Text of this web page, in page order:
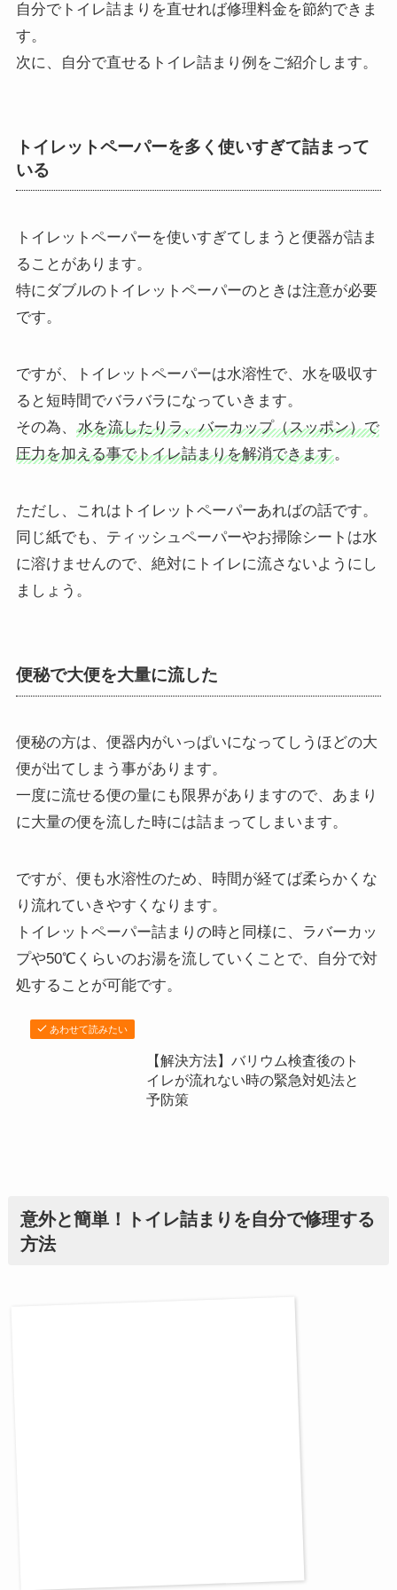
自分でトイレ詰まりを直せれば修理料金を節約できま
す。
次に、自分で直せるトイレ詰まり例をご紹介します。
トイレットペーパーを多く使いすぎて詰まって
いる
トイレットペーパーを使いすぎてしまうと便器が詰ま
ることがあります。
特にダブルのトイレットペーパーのときは注意が必要
です。
ですが、トイレットペーパーは水溶性で、水を吸収す
ると短時間でバラバラになっていきます。
その為、
水を流したりラ、バーカップ（スッポン）で
圧力を加える事でトイレ詰まりを解消できます。
ただし、これはトイレットペーパーあればの話です。
同じ紙でも、ティッシュペーパーやお掃除シートは水
に溶けませんので、絶対にトイレに流さないようにし
ましょう。
便秘で大便を大量に流した
便秘の方は、便器内がいっぱいになってしうほどの大
便が出てしまう事があります。
一度に流せる便の量にも限界がありますので、あまり
に大量の便を流した時には詰まってしまいます。
ですが、便も水溶性のため、時間が経てば柔らかくな
り流れていきやすくなります。
トイレットペーパー詰まりの時と同様に、ラバーカッ
プや50℃くらいのお湯を流していくことで、自分で対
処することが可能です。
あわせて読みたい
【解決方法】バリウム検査後のト
イレが流れない時の緊急対処法と
予防策
意外と簡単！トイレ詰まりを自分で修理する
方法